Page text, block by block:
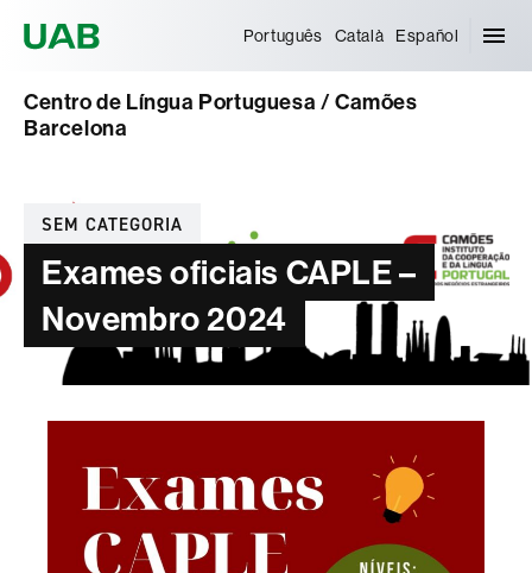
Português Català Español
Centro de Língua Portuguesa / Camões
Barcelona
Categorias
SEM CATEGORIA
Exames oficiais CAPLE –
Novembro 2024